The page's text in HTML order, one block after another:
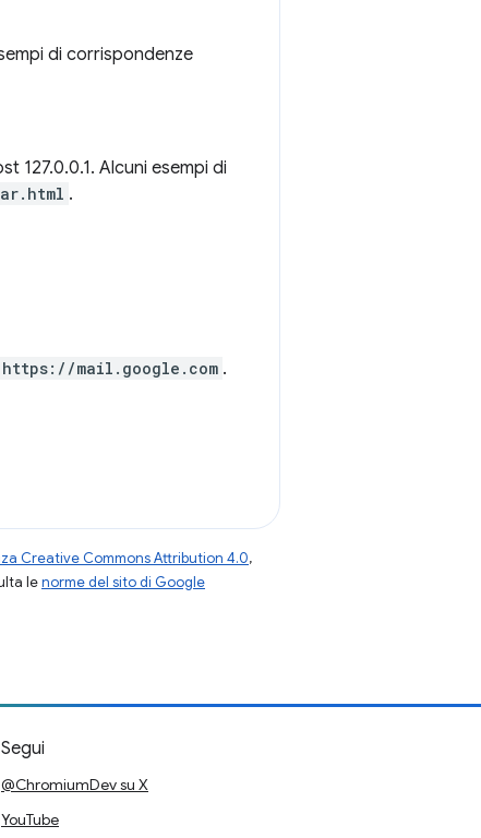
di corrispondenze
127.0.0.1. Alcuni esempi di
.
https://mail.google.com .
Creative Commons Attribution 4.0,
lenorme del sito di Google
Segui
@ChromiumDev su X
YouTube